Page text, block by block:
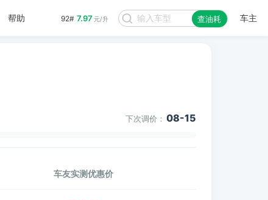
92# 7.97 元/升 查油耗 车主
帮助
下次调价： 08-15
车友实测优惠价